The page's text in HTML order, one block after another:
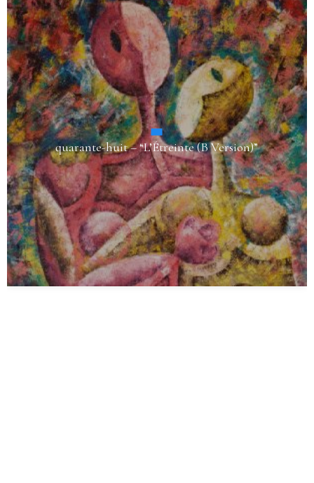
“Sentiments et Emotions” – Vibrations Positives